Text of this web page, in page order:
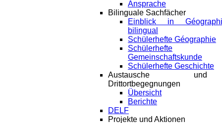
Ansprache
Bilinguale Sachfächer
Einblick in
bilingual
Schülerhefte Géographie
Schülerhefte
Gemeinschaftskunde
Schülerhefte Geschichte
Austausche und
Drittortbegegnungen
Übersicht
Berichte
DELF
Projekte und Aktionen